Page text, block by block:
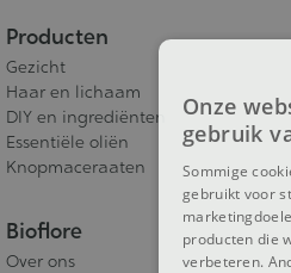
Producten
Gezicht
Haar en lichaam
DIY en ingrediënten
Essentiële oliën
Knopmaceraaten
Bioflore
Over ons
Onze
gebruik
Sommige
gebruikt voor
producten die
verbeteren.